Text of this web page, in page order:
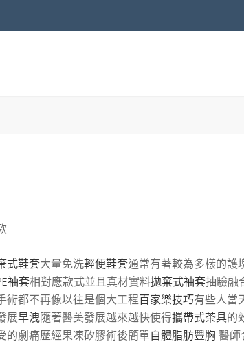
式鞋套大量免洗輕便鞋套通常有著較為多樣的護
袖套相對應款式並且真材實料拋棄式袖套抽驗融
術都不再像以往是個大工程百家樂技巧有些人當
展早洩隨著醫美發展越來越快使得攜帶式茶具的
的劇痛歷經果凍矽膠術後簡單自體脂肪豐胸 醫師